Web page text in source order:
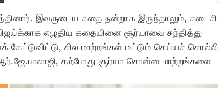
இவருடைய கதை நன்றாக இருந்தாலும், கடைசி
எழுதிய கதையினை சூர்யாவை சந்தித்து
கேட்டுவிட்டு, சில மாற்றங்கள் மட்டும் செய்யச் சொல்லி
தற்போது சூர்யா சொன்ன மாற்றங்களை